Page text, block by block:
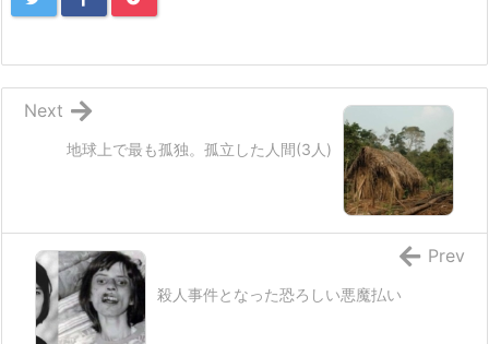
地球上で最も孤独。孤立した人間(3人)
Next
殺人事件となった恐ろしい悪魔払い
Prev